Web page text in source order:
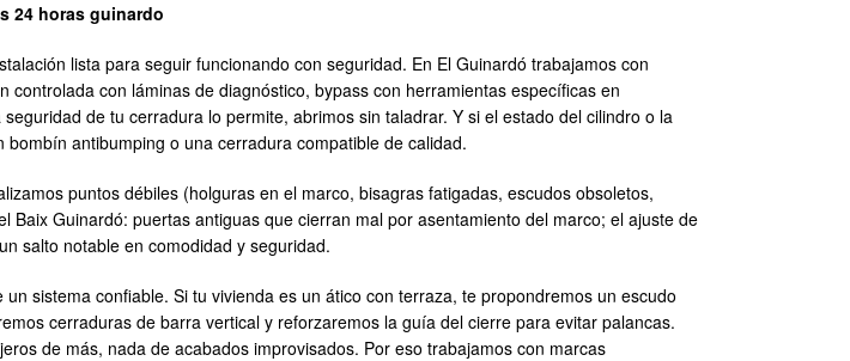
24 horas guinardo
lista para seguir funcionando con seguridad. En El Guinardó trabajamos con
con láminas de diagnóstico, bypass con herramientas específicas en
de tu cerradura lo permite, abrimos sin taladrar. Y si el estado del cilindro o la
antibumping o una cerradura compatible de calidad.
puntos débiles (holguras en el marco, bisagras fatigadas, escudos obsoletos,
Guinardó: puertas antiguas que cierran mal por asentamiento del marco; el ajuste de
salto notable en comodidad y seguridad.
sistema confiable. Si tu vivienda es un ático con terraza, te propondremos un escudo
cerraduras de barra vertical y reforzaremos la guía del cierre para evitar palancas.
de más, nada de acabados improvisados. Por eso trabajamos con marcas